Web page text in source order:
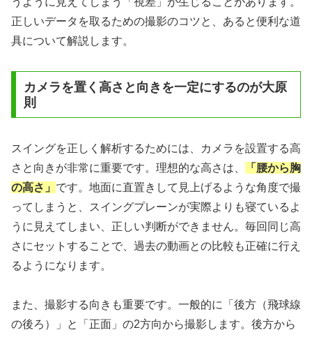
正しいデータを取るための撮影のコツと、あると便利な道
具について解説します。
カメラを置く高さと向きを一定にするのが大原
則
スイングを正しく解析するためには、カメラを設置する高
さと向きが非常に重要です。理想的な高さは、
「腰から胸
の高さ」 です。地面に直置きして見上げるような角度で撮
ってしまうと、スイングプレーンが実際よりも寝ているよ
うに見えてしまい、正しい判断ができません。毎回同じ高
さにセットすることで、過去の動画との比較も正確に行え
るようになります。
また、撮影する向きも重要です。一般的に「後方（飛球線
の後ろ）」と「正面」の2方向から撮影します。後方から